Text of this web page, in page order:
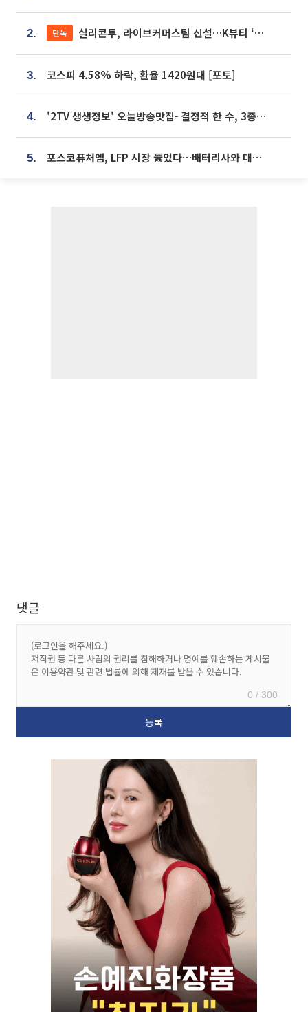
2. 단독 실리콘투, 라이브커머스팀 신설…K뷰티 ‘글로벌 판매망’ 확대[K뷰티 라방戰]
3. 코스피 4.58% 하락, 환율 1420원대 [포토]
4. '2TV 생생정보' 오늘방송맛집- 결정적 한 수, 3종 메밀면! 메밀 소바 맛집 '의○○○○'
5. 포스코퓨처엠, LFP 시장 뚫었다…배터리사와 대규모 장기 공급 합의
댓글
0 / 300